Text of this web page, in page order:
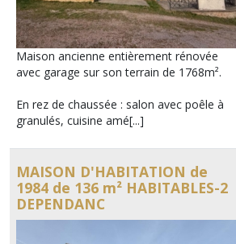
Maison ancienne entièrement rénovée
avec garage sur son terrain de 1768m².
En rez de chaussée : salon avec poêle à
granulés, cuisine amé[...]
MAISON D'HABITATION de
1984 de 136 m² HABITABLES-2
DEPENDANC